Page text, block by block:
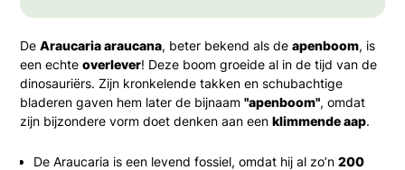
De Araucaria araucana, beter bekend als de apenboom, is
een echte overlever! Deze boom groeide al in de tijd van de
dinosauriërs. Zijn kronkelende takken en schubachtige
bladeren gaven hem later de bijnaam "apenboom", omdat
zijn bijzondere vorm doet denken aan een klimmende aap.
De Araucaria is een levend fossiel, omdat hij al zo’n 200